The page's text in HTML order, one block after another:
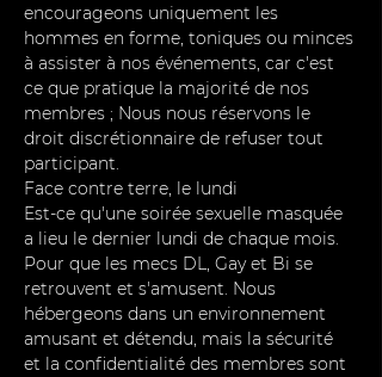
encourageons uniquement les
hommes en forme, toniques ou minces
à assister à nos événements, car c'est
ce que pratique la majorité de nos
membres ; Nous nous réservons le
droit discrétionnaire de refuser tout
participant.
Face contre terre, le lundi
Est-ce qu'une soirée sexuelle masquée
a lieu le dernier lundi de chaque mois.
Pour que les mecs DL, Gay et Bi se
retrouvent et s'amusent. Nous
hébergeons dans un environnement
amusant et détendu, mais la sécurité
et la confidentialité des membres sont